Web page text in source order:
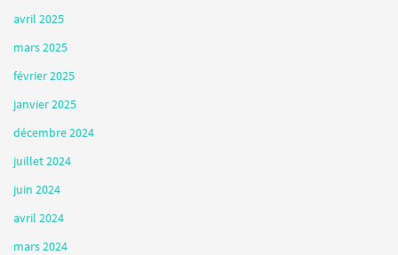
avril 2025
mars 2025
février 2025
janvier 2025
décembre 2024
juillet 2024
juin 2024
avril 2024
mars 2024